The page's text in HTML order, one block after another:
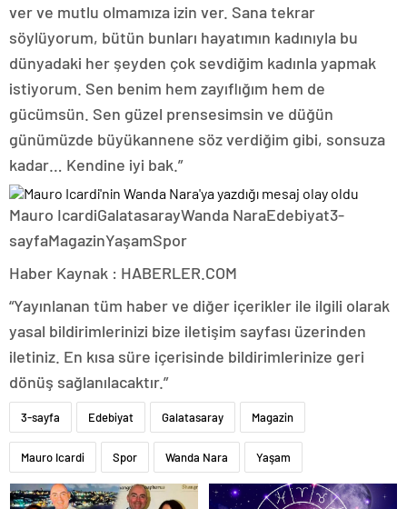
ver ve mutlu olmamıza izin ver. Sana tekrar
söylüyorum, bütün bunları hayatımın kadınıyla bu
dünyadaki her şeyden çok sevdiğim kadınla yapmak
istiyorum. Sen benim hem zayıflığım hem de
gücümsün. Sen güzel prensesimsin ve düğün
günümüzde büyükannene söz verdiğim gibi, sonsuza
kadar… Kendine iyi bak.”
Mauro IcardiGalatasarayWanda NaraEdebiyat3-
sayfaMagazinYaşamSpor
Haber Kaynak : HABERLER.COM
“Yayınlanan tüm haber ve diğer içerikler ile ilgili olarak
yasal bildirimlerinizi bize iletişim sayfası üzerinden
iletiniz. En kısa süre içerisinde bildirimlerinize geri
dönüş sağlanılacaktır.”
3-sayfa Edebiyat Galatasaray Magazin
Mauro Icardi Spor Wanda Nara Yaşam